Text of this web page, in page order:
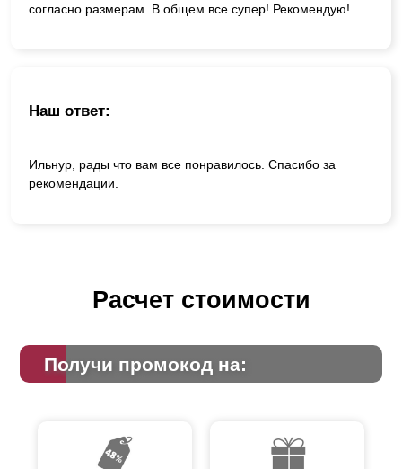
согласно размерам. В общем все супер! Рекомендую!
Наш ответ:
Ильнур, рады что вам все понравилось. Спасибо за
рекомендации.
Расчет стоимости
Получи промокод на: